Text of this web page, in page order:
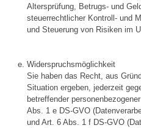
Altersprüfung, Betrugs- und
steuerrechtlicher Kontroll- und
und Steuerung von Risiken im
Widerspruchsmöglichkeit
Sie haben das Recht, aus
Situation ergeben, jederzeit
betreffender
Abs. 1 e DS-GVO
und Art. 6 Abs. 1 f DS-GVO